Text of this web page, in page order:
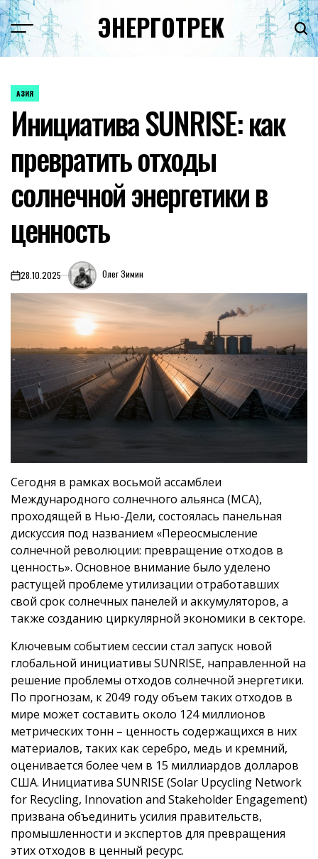
Перейти
к
содержимому
ЭНЕРГОТРЕК
ОПУБЛИКОВАНО
АЗИЯ
Инициатива SUNRISE: как
превратить отходы
солнечной энергетики в
ценность
on28.10.2025 Олег Зимин
Сегодня в рамках восьмой ассамблеи
Международного солнечного альянса (МСА),
проходящей в Нью-Дели, состоялась панельная
дискуссия под названием «Переосмысление
солнечной революции: превращение отходов в
ценность». Основное внимание было уделено
растущей проблеме утилизации отработавших
свой срок солнечных панелей и аккумуляторов, а
также созданию циркулярной экономики в секторе.
Ключевым событием сессии стал запуск новой
глобальной инициативы SUNRISE, направленной на
решение проблемы отходов солнечной энергетики.
По прогнозам, к 2049 году объем таких отходов в
мире может составить около 124 миллионов
метрических тонн – ценность содержащихся в них
материалов, таких как серебро, медь и кремний,
оценивается более чем в 15 миллиардов долларов
США. Инициатива SUNRISE (Solar Upcycling Network
for Recycling, Innovation and Stakeholder Engagement)
призвана объединить усилия правительств,
промышленности и экспертов для превращения
этих отходов в ценный ресурс.